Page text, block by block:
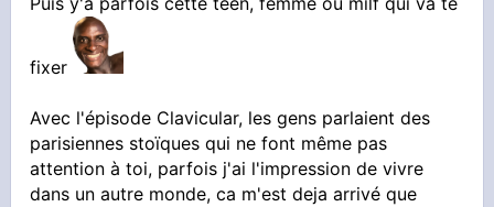
fixer
Avec l'épisode Clavicular, les gens parlaient des
parisiennes stoïques qui ne font même pas
attention à toi, parfois j'ai l'impression de vivre
dans un autre monde, ca m'est deja arrivé que